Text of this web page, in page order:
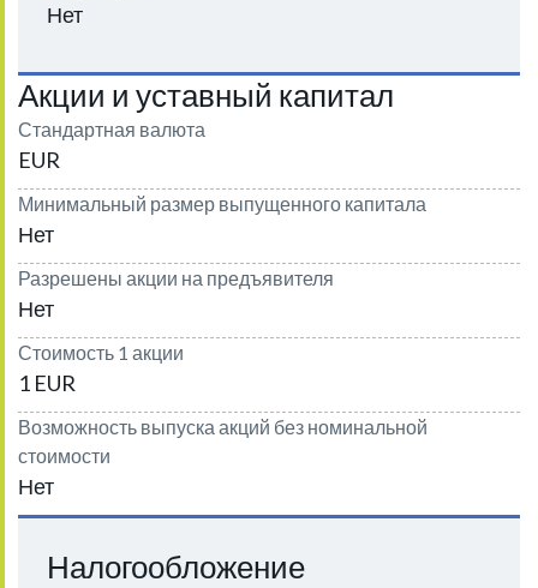
Нет
Акции и уставный капитал
Стандартная валюта
EUR
Минимальный размер выпущенного капитала
Нет
Разрешены акции на предъявителя
Нет
Стоимость 1 акции
1 EUR
Возможность выпуска акций без номинальной
стоимости
Нет
Налогообложение